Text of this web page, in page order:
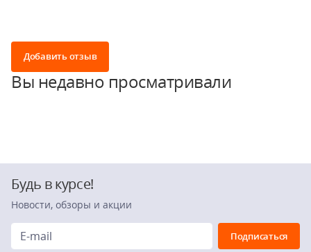
Добавить отзыв
Вы недавно просматривали
Будь в курсе!
Новости, обзоры и акции